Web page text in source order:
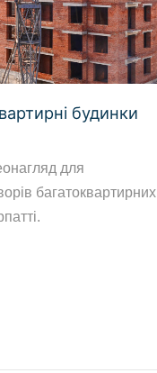
будинки
для
багатоквартирних